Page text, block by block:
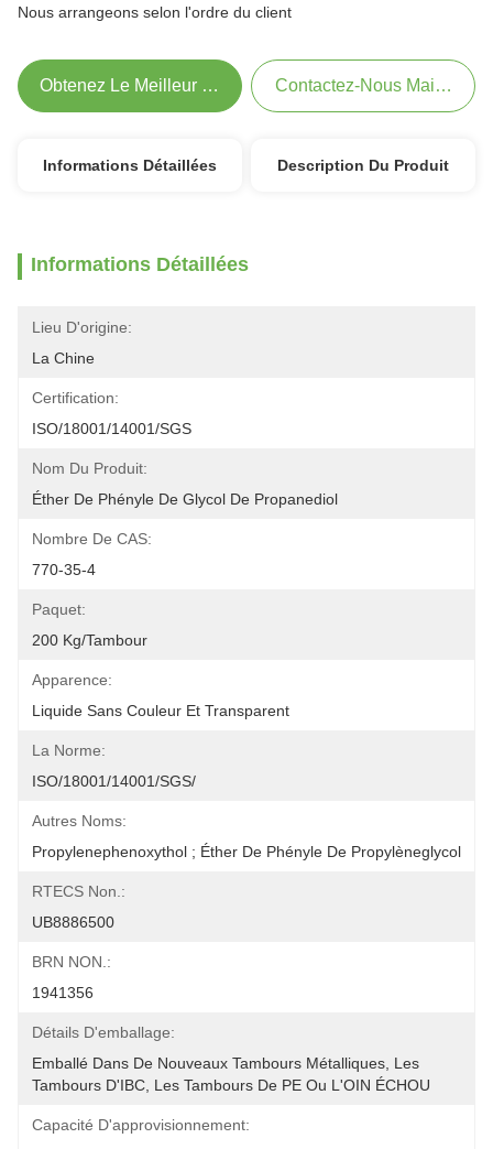
Nous arrangeons selon l'ordre du client
Obtenez Le Meilleur Prix Contactez-Nous Maintenant
Informations Détaillées Description Du Produit
Informations Détaillées
Lieu D'origine:
La Chine
Certification:
ISO/18001/14001/SGS
Nom Du Produit:
Éther De Phényle De Glycol De Propanediol
Nombre De CAS:
770-35-4
Paquet:
200 Kg/tambour
Apparence:
Liquide Sans Couleur Et Transparent
La Norme:
ISO/18001/14001/SGS/
Autres Noms:
Propylenephenoxythol ; Éther De Phényle De Propylèneglycol
RTECS Non.:
UB8886500
BRN NON.:
1941356
Détails D'emballage:
Emballé Dans De Nouveaux Tambours Métalliques, Les
Tambours D'IBC, Les Tambours De PE Ou L'OIN ÉCHOU
Capacité D'approvisionnement: